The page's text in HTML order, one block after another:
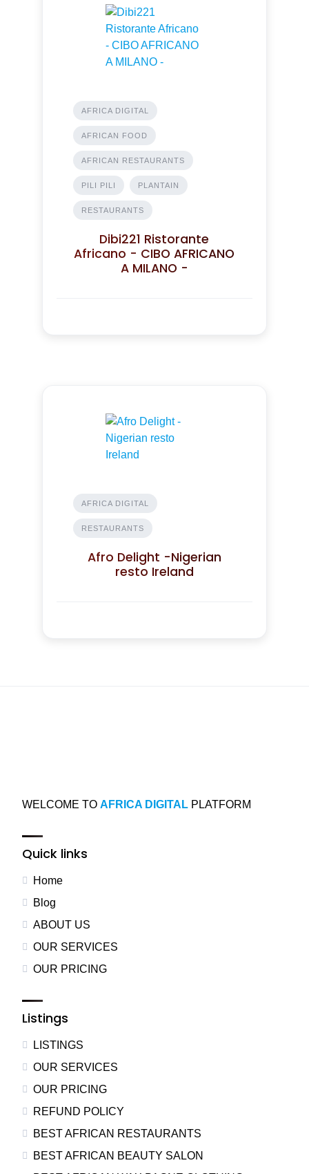
AFRICA DIGITAL
AFRICAN FOOD
AFRICAN RESTAURANTS
PILI PILI PLANTAIN
RESTAURANTS
Dibi221 Ristorante
Africano - CIBO AFRICANO
A MILANO -
AFRICA DIGITAL
RESTAURANTS
Afro Delight -Nigerian
resto Ireland
WELCOME TO AFRICA DIGITAL PLATFORM
Quick links
Home
Blog
ABOUT US
OUR SERVICES
OUR PRICING
Listings
LISTINGS
OUR SERVICES
OUR PRICING
REFUND POLICY
BEST AFRICAN RESTAURANTS
BEST AFRICAN BEAUTY SALON